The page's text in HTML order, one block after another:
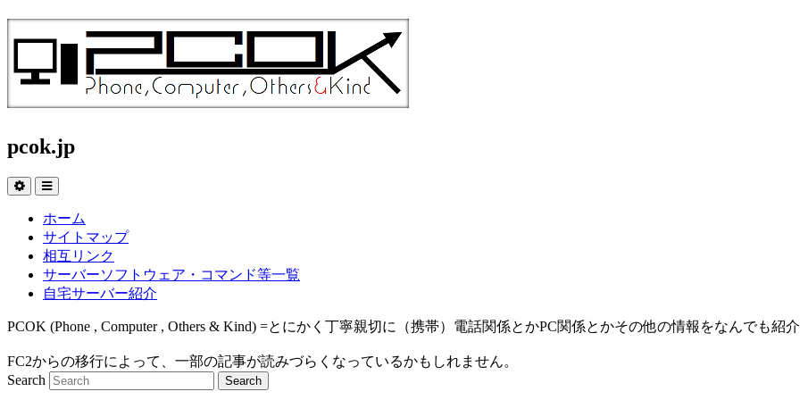
pcok.jp
ホーム
サイトマップ
相互リンク
サーバーソフトウェア・コマンド等一覧
自宅サーバー紹介
PCOK (Phone , Computer , Others & Kind) =とにかく丁寧親切に（携帯）電話関係とかPC関係とかその他の情報をなんでも紹
FC2からの移行によって、一部の記事が読みづらくなっているかもしれません。
Search